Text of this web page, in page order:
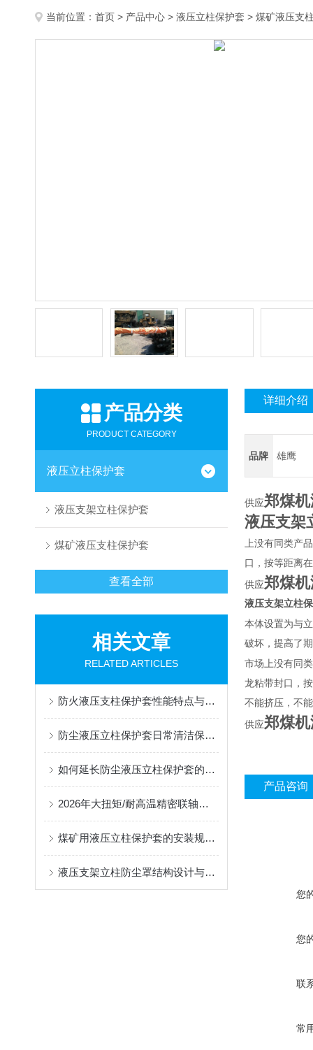
当前位置： 首页 > 产品中心 > 液压立柱保护套 > 煤矿液压支
产品分类
PRODUCT CATEGORY
液压立柱保护套
液压支架立柱保护套
煤矿液压支柱保护套
查看全部
相关文章
RELATED ARTICLES
防火液压支柱保护套性能特点与阻燃防护应用
防尘液压立柱保护套日常清洁保养与更换规范
如何延长防尘液压立柱保护套的使用寿命？
2026年大扭矩/耐高温精密联轴器定制找哪家？能实现精准定制的优质厂家盘点
煤矿用液压立柱保护套的安装规范与使用寿命提升方案
液压支架立柱防尘罩结构设计与密封防护原理
详细介绍
品牌 雄鹰
供应郑煤
液压支架
上没有同类产
口，按等距离
供应郑煤
液压支架立柱
本体设置为与
破坏，提高了
市场上没有同
龙粘带封口，
不能挤压，不
供应郑煤
产品咨询
您
您
联
常